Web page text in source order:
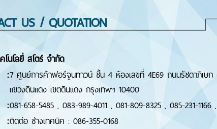
US / QUOTATION
โนโลยี่ สโตร์ จำกัด
:7 ศูนย์การค้าฟอร์จูนทาวน์ ชั้น 4 ห้องเลขที่ 4E69 ถนนรัชดาภิเษก
แขวงดินแดง เขตดินแดง กรุงเทพฯ 10400
:081-658-5485 , 083-989-4011 , 081-809-8325 , 085-231-1166 ,
:ติดต่อ ช่างเทคนิค : 086-355-0168